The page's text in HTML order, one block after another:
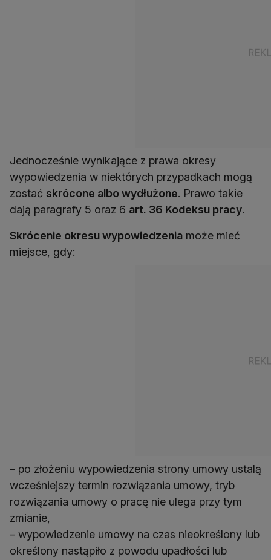
Jednocześnie wynikające z prawa okresy
wypowiedzenia w niektórych przypadkach mogą
zostać skrócone albo wydłużone. Prawo takie
dają paragrafy 5 oraz 6 art. 36 Kodeksu pracy.
Skrócenie okresu wypowiedzenia może mieć
miejsce, gdy:
– po złożeniu wypowiedzenia strony umowy ustalą
wcześniejszy termin rozwiązania umowy, tryb
rozwiązania umowy o pracę nie ulega przy tym
zmianie,
– wypowiedzenie umowy na czas nieokreślony lub
określony nastąpiło z powodu upadłości lub